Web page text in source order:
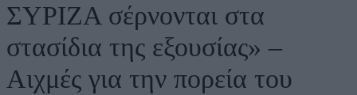
ΣΥΡΙΖΑ σέρνονται στα
στασίδια της εξουσίας» –
Αιχμές για την πορεία του